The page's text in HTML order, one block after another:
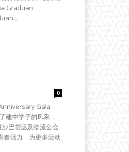
Graduan
0
Anniversary Gala
建中学子的风采，
巴货运及物流公会
春活力，为更多活动